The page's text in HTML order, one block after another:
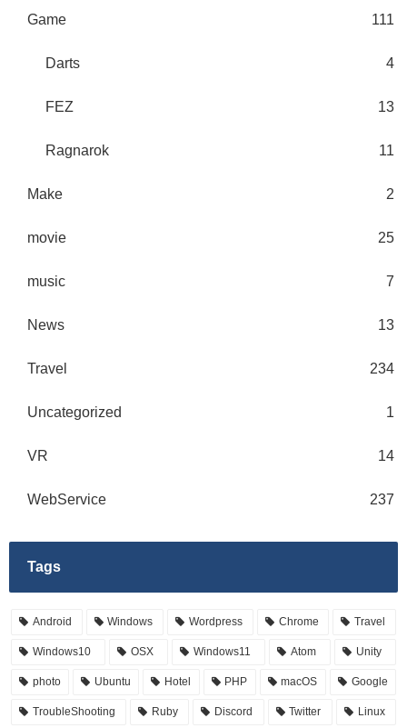
Game 111
Darts 4
FEZ 13
Ragnarok 11
Make 2
movie 25
music 7
News 13
Travel 234
Uncategorized 1
VR 14
WebService 237
Tags
Android Windows Wordpress Chrome Travel
Windows10 OSX Windows11 Atom Unity
photo Ubuntu Hotel PHP macOS Google
TroubleShooting Ruby Discord Twitter Linux